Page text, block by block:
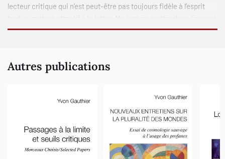
lecteur critique qui n’est peut-être pas toujours fidèle à l’esprit
sur le langage de Hegel, son vocabulaire et sa syntaxe, plutôt que
déconstruction, de l’échafaudage métaphysique. Sur cette
logique, une logique interne du langage.
Autres publications